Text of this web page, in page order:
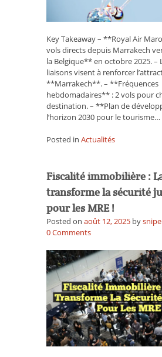
Focus
sur
France
et
la
Belgique
Key Takeaway – **Royal Air
vols directs depuis Marrakech
la Belgique** en octobre 2025. –
liaisons visent à renforcer
**Marrakech**. – **Fréquences
hebdomadaires** : 2 vols pour
destination. – **Plan de
l’horizon 2030 pour le tourisme…
Posted in Actualités
Fiscalité immobilière :
transforme la sécurité
pour les MRE !
Posted on août 12, 2025 by
0Commentson
immobilière
La
DGI
transforme
la
sécurité
juridique
pour